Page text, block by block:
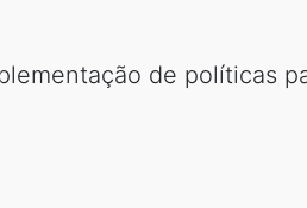
de políticas